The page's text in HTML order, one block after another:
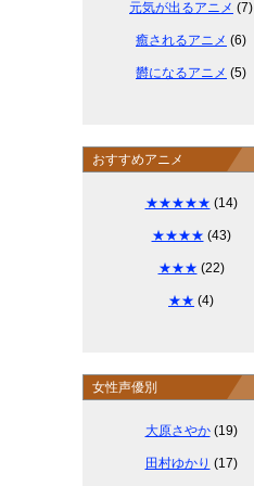
元気が出るアニメ (7)
癒されるアニメ (6)
欝になるアニメ (5)
おすすめアニメ
★★★★★ (14)
★★★★ (43)
★★★ (22)
★★ (4)
女性声優別
大原さやか(19)
田村ゆかり (17)